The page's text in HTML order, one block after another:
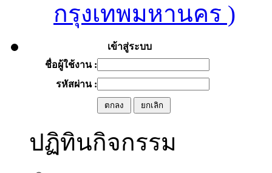
กรุงเทพมหานคร )
เข้าสู่ระบบ
ชื่อผู้ใช้งาน :
รหัสผ่าน :
ปฏิทินกิจกรรม